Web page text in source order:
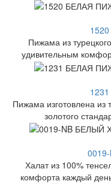
Пижама из
удивительным
Пижама изготовлена из
золотого
Халат из 100%
комфорта каждый